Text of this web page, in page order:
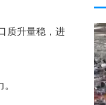
质升量稳，进